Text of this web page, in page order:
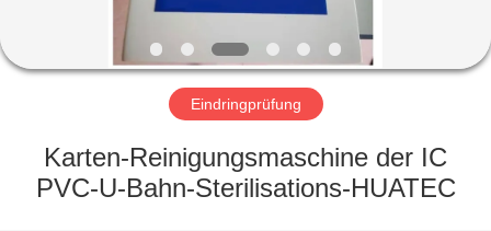
FABRIK-
QUALITÄTSKONTROLLE
Eindringprüfung
Karten-Reinigungsmaschine der IC
PVC-U-Bahn-Sterilisations-HUATEC